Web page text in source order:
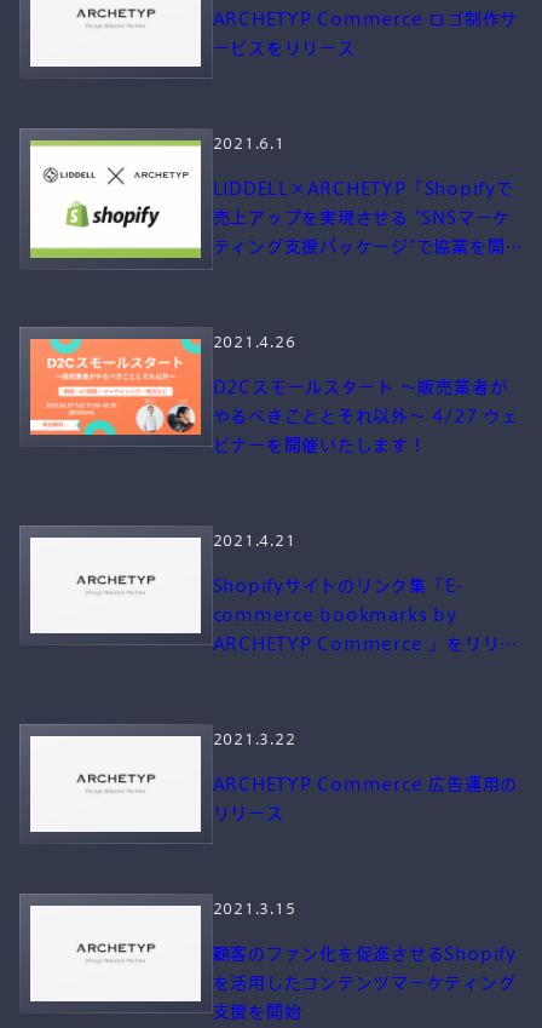
ARCHETYP Commerce ロゴ制作サ
ービスをリリース
2021.6.1
LIDDELL×ARCHETYP「Shopifyで
売上アップを実現させる “SNSマーケ
ティング支援パッケージ”で協業を開
始」
2021.4.26
D2Cスモールスタート 〜販売業者が
やるべきこととそれ以外〜 4/27 ウェ
ビナーを開催いたします！
2021.4.21
Shopifyサイトのリンク集「E-
commerce bookmarks by
ARCHETYP Commerce 」をリリー
2021.3.22
ARCHETYP Commerce 広告運用の
リリース
2021.3.15
顧客のファン化を促進させるShopify
を活用したコンテンツマーケティング
支援を開始